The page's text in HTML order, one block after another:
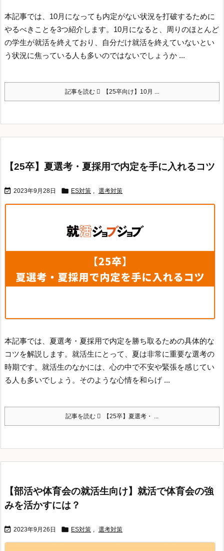
本記事では、10月になっても内定がない状況を打破するために
やるべきことを3つ紹介します。 10月になると、周りのほとんど
の学生が就活を終えており、自分だけ就活を終えていないとい
う状況に焦っている人も多いのではないでしょうか ...
記事を読む 【25卒向け】10月 ...
【25卒】夏選考・夏採用で内定を手に入れるコツ
 2023年9月28日  ES対策 選考対策
本記事では、夏選考・夏採用で内定を勝ち取るための具体的な
コツを解説します。 就活生にとって、夏は非常に重要な選考の
時期です。 就活生のなかには、心の中で不安や緊張を感じてい
る人も多いでしょう。そのような心情を和らげ ...
記事を読む 【25卒】夏選考・ ...
【部活や体育会の就活生向け】就活で体育会の強
みを活かすには？
 2023年9月26日  ES対策 , 選考対策